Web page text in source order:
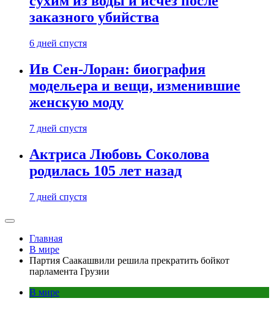
заказного убийства
6 дней спустя
Ив Сен-Лоран: биография
модельера и вещи, изменившие
женскую моду
7 дней спустя
Актриса Любовь Соколова
родилась 105 лет назад
7 дней спустя
Главная
В мире
Партия Саакашвили решила прекратить бойкот
парламента Грузии
В мире